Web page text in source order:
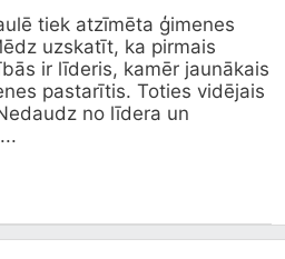
tiek atzīmēta ģimenes
uzskatīt, ka pirmais
ir līderis, kamēr jaunākais
pastarītis. Toties vidējais
no līdera un